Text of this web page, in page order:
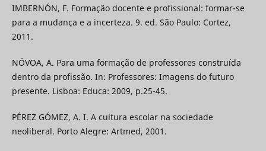
IMBERNÓN, F. Formação docente e profissional: formar-se
para a mudança e a incerteza. 9. ed. São Paulo: Cortez,
2011.
NÓVOA, A. Para uma formação de professores construída
dentro da profissão. In: Professores: Imagens do futuro
presente. Lisboa: Educa: 2009, p.25-45.
PÉREZ GÓMEZ, A. I. A cultura escolar na sociedade
neoliberal. Porto Alegre: Artmed, 2001.